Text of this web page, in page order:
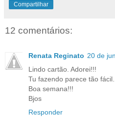
Compartilhar
12 comentários:
Renata Reginato 20 de
Lindo cartão. Adorei!!!
Tu fazendo parece tão
Boa semana!!!
Bjos
Responder